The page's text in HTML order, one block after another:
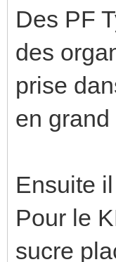
Des PF
des
prise
en
Ensuite
Pour le
sucre